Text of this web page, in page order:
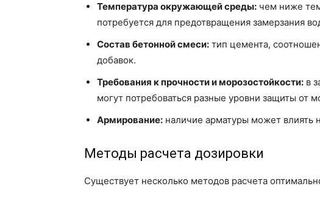
Температура окружающей среды: чем ниже
потребуется для предотвращения замерзания
Состав бетонной смеси: тип цемента,
добавок.
Требования к прочности и морозостойкости: в
могут потребоваться разные уровни защиты от
Армирование: наличие арматуры может влиять
Методы расчета дозировки
Существует несколько методов расчета